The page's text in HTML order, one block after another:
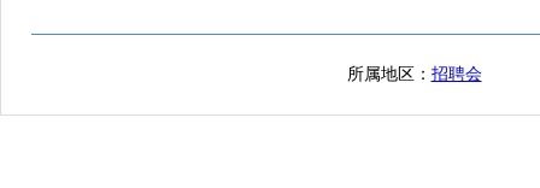
所属地区： 招聘会